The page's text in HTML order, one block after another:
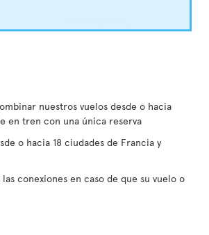
nuestros vuelos desde o hacia
en tren con una única reserva
o hacia 18 ciudades de Francia y
las conexiones en caso de que su vuelo o